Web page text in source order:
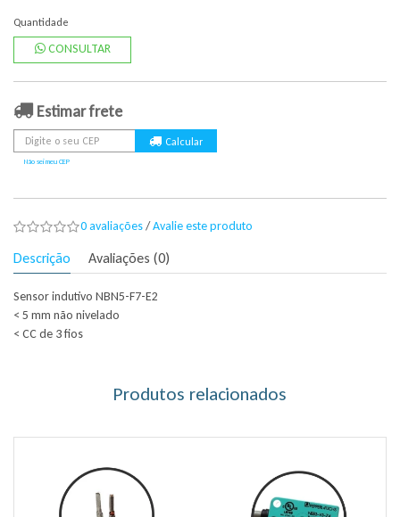
Quantidade
CONSULTAR
Estimar frete
Não sei meu CEP
0 avaliações/Avalie este produto
Descrição Avaliações (0)
Sensor indutivo NBN5-F7-E2
< 5 mm não nivelado
< CC de 3 fios
Produtos relacionados